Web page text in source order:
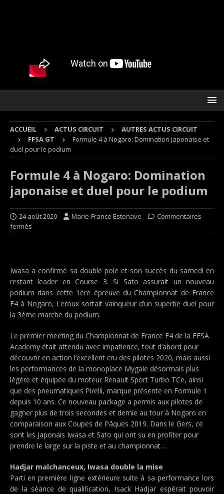
ACCUEIL ACTUS CIRCUIT
AUTRES ACTUS CIRCUIT
FFSA GT
Formule 4 à Nogaro: Domination japonaise et
duel pour le podium
Formule 4 à Nogaro: Domination
japonaise et duel pour le podium
24 août 2020 Marie-France Estenave
Commentaires
fermés
Iwasa a confirmé sa double pole et son succès du samedi en
restant leader en Course 3. Si Sato assurait un nouveau
podium dans cette 1ère épreuve du Championnat de France
F4 à Nogaro, Leroux sortait vainqueur d’un superbe duel pour
la 3ème marche du podium.
Le premier meeting du Championnat de France F4 de la FFSA
Academy était attendu avec impatience, tout d’abord pour
découvrir en action l’excellent cru des pilotes 2020, mais aussi
les performances de la monoplace Mygale désormais plus
légère et équipée du moteur Renault Sport Turbo TCe, ainsi
que des pneumatiques Pirelli, marque présente en Formule 1
depuis 10 ans. Ce nouveau package a permis aux pilotes de
gagner plus de trois secondes et demie au tour à Nogaro en
comparaison aux Coupes de Pâques 2019. Dans le Gers, ce
sont les Japonais Iwasa et Sato qui ont su en profiter pour
prendre le large sur la piste et au championnat…
Hadjar malchanceux, Iwasa double la mise
Parti en première ligne extérieure suite à sa performance lors
de la séance de qualification, Isack Hadjar espérait pouvoir